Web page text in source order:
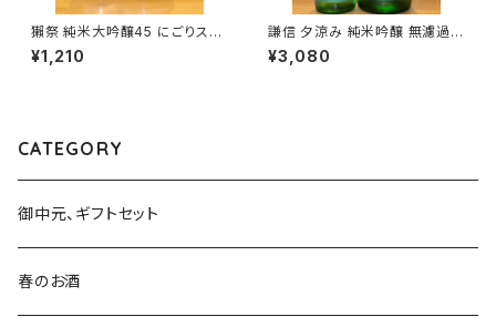
獺祭 純米大吟醸45 にごりスパ
ークリング 360ml１本（旭酒
造・山口県岩国市周東町）
¥1,210
謙信 夕涼み 純米吟醸 無濾過生
1800ml１本（池田屋酒造・新潟
県糸魚川市新鉄）
¥3,080
CATEGORY
御中元、ギフトセット
春のお酒